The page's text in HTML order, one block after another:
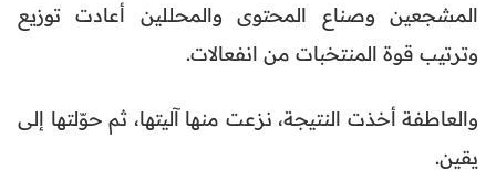
المشجعين وصناع المحتوى والمحللين أعادت توزيع
وترتيب قوة المنتخبات من انفعالات.
والعاطفة أخذت النتيجة، نزعت منها آليتها، ثم حوّلتها إلى
يقين.